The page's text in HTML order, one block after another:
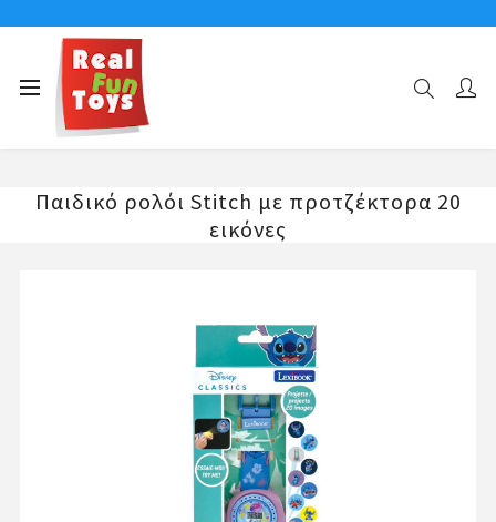
Αρχική σελίδα
Παιδικό ρολόι Stitch με προτζέκτορα 20 εικόνες
Παιδικό ρολόι Stitch με προτζέκτορα 20
εικόνες